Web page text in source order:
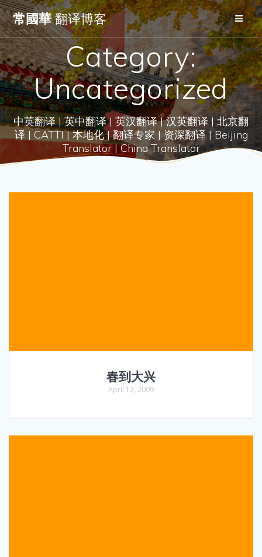
Skip
to
content
常國華翻译博客
Category:
Uncategorized
中英翻译 | 英中翻译 | 英汉翻译 | 汉英翻译 | 北京翻
译 | CATTI | 本地化 | 翻译专家 | 资深翻译 | Beijing
Translator | China Translator
春到大兴
April 12, 2009